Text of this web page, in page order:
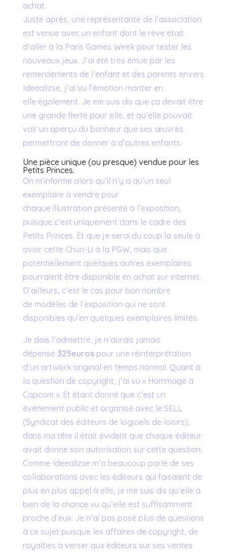
achat.
Juste après, une représentante de l’association
est venue avec un enfant dont le rêve était
d’aller à la Paris Games Week pour tester les
nouveaux jeux. J’ai été très émue par les
remerciements de l’enfant et des parents envers
Ideealizse, j’ai vu l’émotion monter en
elle également. Je me suis dis que ça devait être
une grande fierté pour elle, et qu’elle pouvait
voir un aperçu du bonheur que ses œuvres
permettront de donner à d’autres enfants.
Une pièce unique (ou presque) vendue pour les
Petits Princes.
On m’informe alors qu’il n’y a qu’un seul
exemplaire à vendre pour
chaque illustration présente à l’exposition,
puisque c’est uniquement dans le cadre des
Petits Princes. Et que je serai du coup la seule à
avoir cette Chun-Li à la PGW, mais que
potentiellement quelques autres exemplaires
pourraient être disponible en achat sur internet.
D’ailleurs, c’est le cas pour bon nombre
de modèles de l’exposition qui ne sont
disponibles qu’en quelques exemplaires limités.
Je dois l’admettre, je n’aurais jamais
dépensé 325eurospour une réinterprétation
d’un artwork original en temps normal. Quant à
la question de copyright, j’ai vu « Hommage à
Capcom ». Et étant donné que c’est un
événement public et organisé avec le SELL
(Syndicat des éditeurs de logiciels de loisirs),
dans ma tête il était évident que chaque éditeur
avait donné son autorisation sur cette question.
Comme Ideealizse m’a beaucoup parlé de ses
collaborations avec les éditeurs qui faisaient de
plus en plus appel à elle, je me suis dis qu’elle a
bien de la chance vu qu’elle est suffisamment
proche d’eux. Je n’ai pas posé plus de questions
à ce sujet puisque les affaires de copyright, de
royalties à verser aux éditeurs sur ses ventes